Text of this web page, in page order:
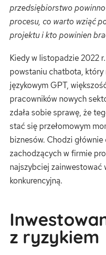
przedsiębiorstwo
procesu, co warto wziąć
projektu i kto powinien
Kiedy w listopadzie 2022
powstaniu chatbota, który
językowym GPT,
pracowników nowych
zdała sobie sprawę, że
stać się przełomowym
biznesów. Chodzi
zachodzących w firmie
najszybciej zainwestować
konkurencyjną.
z ryzykiem